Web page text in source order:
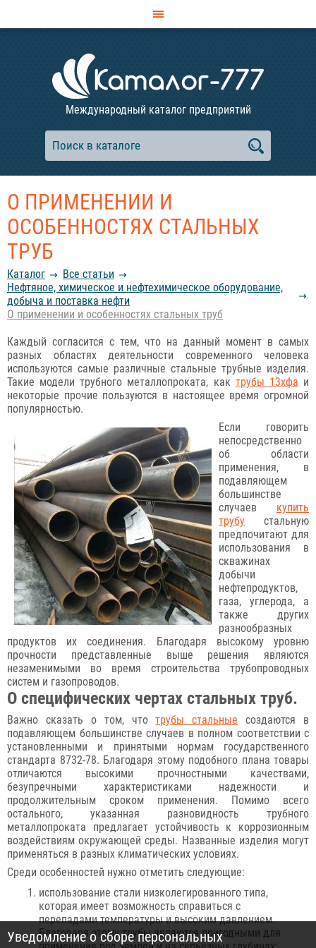
Международный каталог предприятий
О ПРИМЕНЕНИИ И
ОСОБЕННОСТЯХ СТАЛЬНЫХ
ТРУБ
Каталог
Все статьи
Нефтяное, химическое и нефтехимическое оборудование,
добыча и поставка нефти
О применении и особенностях стальных труб
Каждый согласится с тем, что на данный момент в самых
разных областях деятельности современного человека
используются самые различные стальные трубные изделия.
Такие модели трубного металлопроката, как трубы 13хфа и
некоторые прочие пользуются в настоящее время огромной
популярностью.
Если говорить
непосредственно
об области
применения, в
подавляющем
большинстве
случаев купить
трубу стальную
предпочитают для
использования в
скважинах
добычи
нефтепродуктов,
газа, углерода, а
также других
разнообразных
продуктов их соединения. Благодаря высокому уровню
прочности представленные выше решения являются
незаменимыми во время строительства трубопроводных
систем и газопроводов.
О специфических чертах стальных труб.
Важно сказать о том, чтотрубы стальные создаются в
подавляющем большинстве случаев в полном соответствии с
установленными и принятыми нормам государственного
стандарта 8732-78. Благодаря этому подобного плана товары
отличаются высокими прочностными качествами,
безупречными характеристиками надежности и
продолжительным сроком применения. Помимо всего
остального, указанная разновидность трубного
металлопроката предлагает устойчивость к коррозионным
воздействиям окружающей среды. Названные изделия могут
применяться в разных климатических условиях.
Среди особенностей нужно отметить следующие:
использование стали низколегированного типа,
которая имеет возможность справиться с
перепадами температуры и высоким давлением.
Благодаря этому трубы являются пригодными для
Уведомление о сборе персональных